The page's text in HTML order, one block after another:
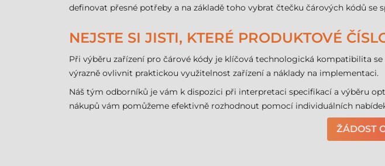
definovat přesné potřeby a na základě toho vybrat čtečku čárových kódů
NEJSTE SI JISTI, KTERÉ PRODUKTOVÉ
Při výběru zařízení pro čárové kódy je klíčová technologická kompatibilita
výrazně ovlivnit praktickou využitelnost zařízení a náklady na implementaci.
Náš tým odborníků je vám k dispozici při interpretaci specifikací a výběru
nákupů vám pomůžeme efektivně rozhodnout pomocí individuálních
ŽÁDOST